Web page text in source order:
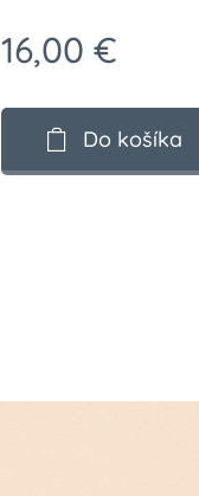
16,00 €
Do košíka